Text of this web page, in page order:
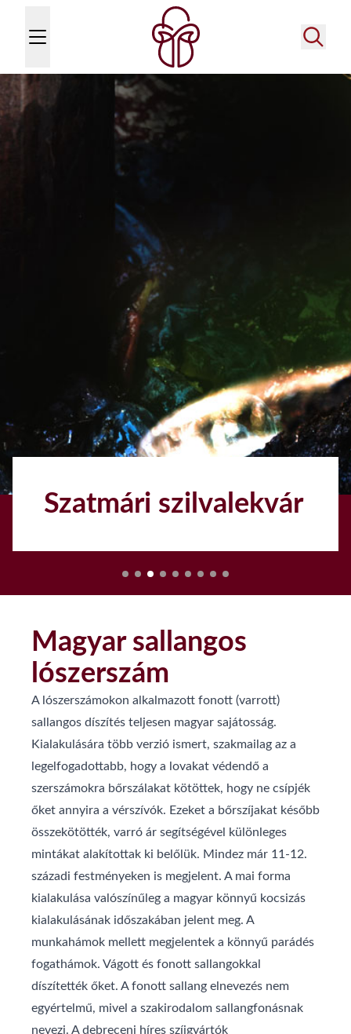
Szatmári szilvalekvár
Magyar sallangos
lószerszám
A lószerszámokon alkalmazott fonott (varrott)
sallangos díszítés teljesen magyar sajátosság.
Kialakulására több verzió ismert, szakmailag az a
legelfogadottabb, hogy a lovakat védendő a
szerszámokra bőrszálakat kötöttek, hogy ne csípjék
őket annyira a vérszívók. Ezeket a bőrszíjakat később
összekötötték, varró ár segítségével különleges
mintákat alakítottak ki belőlük. Mindez már 11-12.
századi festményeken is megjelent. A mai forma
kialakulása valószínűleg a magyar könnyű kocsizás
kialakulásának időszakában jelent meg. A
munkahámok mellett megjelentek a könnyű parádés
fogathámok. Vágott és fonott sallangokkal
díszítették őket. A fonott sallang elnevezés nem
egyértelmű, mivel a szakirodalom sallangfonásnak
nevezi. A debreceni híres szíjgyártók